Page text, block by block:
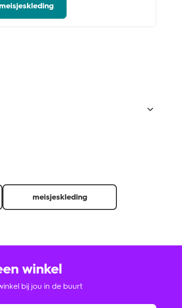
producten laten zien.
meisjeskleding
winkel
bij jou in de buurt